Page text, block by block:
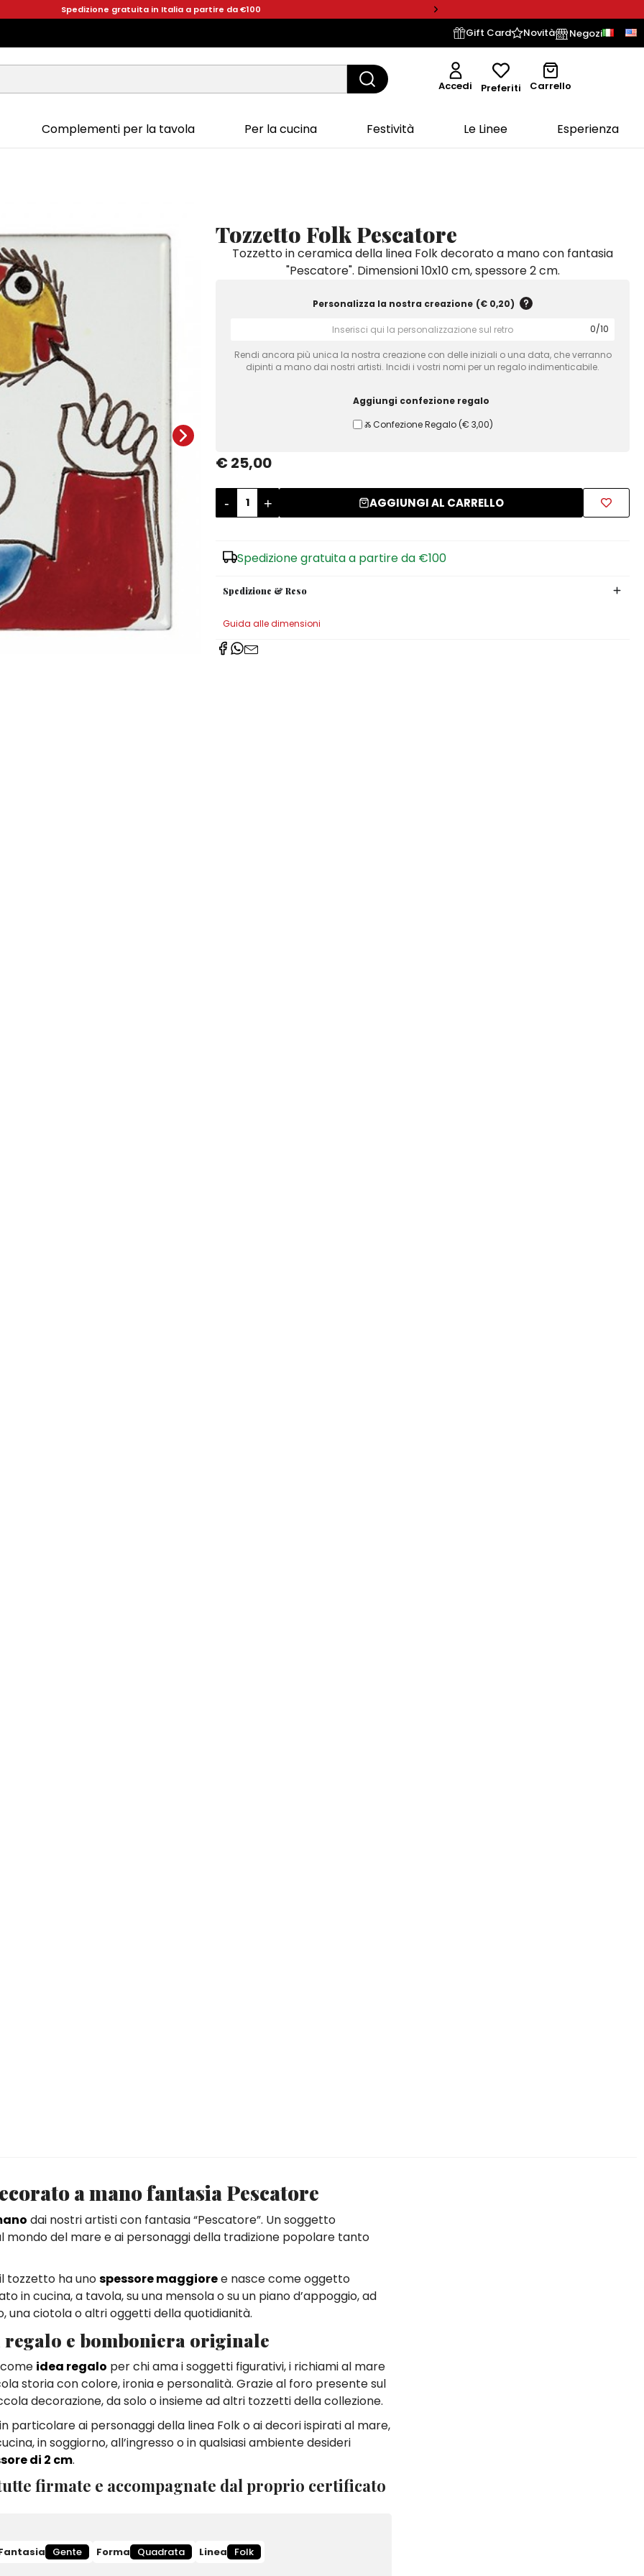
Spedizione gratuita in Italia a partire da €100
Gift Card Novità Negozi
Accedi Preferiti Carrello
Complementi per la tavola Per la cucina Festività Le Linee Esperienza
Tozzetto Folk Pescatore
Tozzetto in ceramica della linea Folk decorato a mano con fantasia
"Pescatore". Dimensioni 10x10 cm, spessore 2 cm.
Personalizza la nostra creazione (€ 0,20)
0/10
Rendi ancora più unica la nostra creazione con delle iniziali o una data, che verranno
dipinti a mano dai nostri artisti. Incidi i vostri nomi per un regalo indimenticabile.
Aggiungi confezione regalo
Ⰶ Confezione Regalo (€ 3,00)
€ 25,00
- + AGGIUNGI AL CARRELLO
Spedizione gratuita a partire da €100
Spedizione & Reso
Guida alle dimensioni
a mano fantasia Pescatore
dai nostri artisti con fantasia “Pescatore”. Un soggetto
del mare e ai personaggi della tradizione popolare tanto
tozzetto ha unospessore maggioree nasce come oggetto
in cucina, a tavola, su una mensola o su un piano d’appoggio, ad
una ciotola o altri oggetti della quotidianità.
regalo e bomboniera originale
idea regalo per chi ama i soggetti figurativi, i richiami al mare
storia con colore, ironia e personalità. Grazie al foro presente sul
decorazione, da solo o insieme ad altri tozzetti della collezione.
particolare ai personaggi della linea Folk o ai decori ispirati al mare,
in soggiorno, all’ingresso o in qualsiasi ambiente desideri
di 2 cm.
firmate e accompagnate dal proprio certificato
Gente Forma Quadrata Linea
Folk